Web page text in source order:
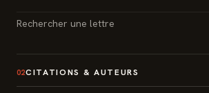
Rechercher une lettre
02CITATIONS & AUTEURS